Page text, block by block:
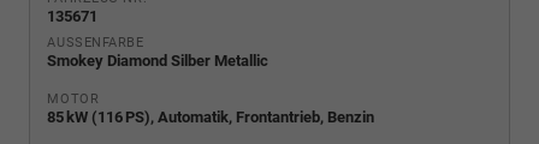
135671
AUSSENFARBE
Smokey Diamond Silber Metallic
MOTOR
85 kW (116 PS), Automatik, Frontantrieb, Benzin